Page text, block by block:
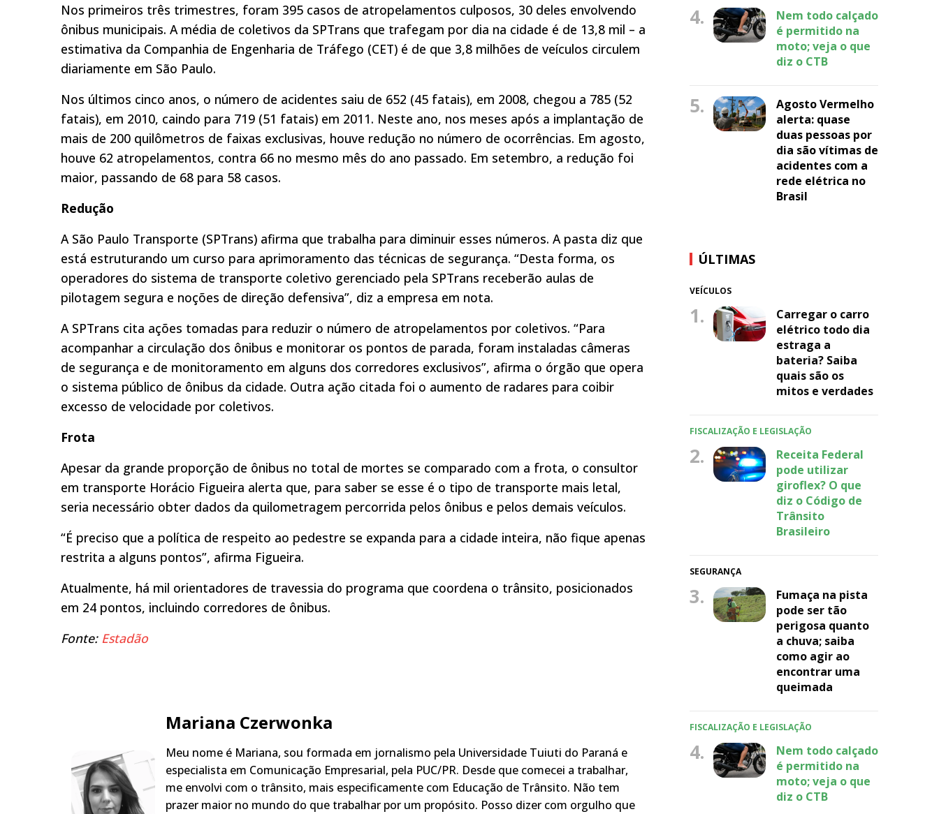
Nos primeiros três trimestres, foram 395 casos de atropelamentos culposos, 30 deles envolvendo
ônibus municipais. A média de coletivos da SPTrans que trafegam por dia na cidade é de 13,8 mil – a
estimativa da Companhia de Engenharia de Tráfego (CET) é de que 3,8 milhões de veículos circulem
diariamente em São Paulo.
Nos últimos cinco anos, o número de acidentes saiu de 652 (45 fatais), em 2008, chegou a 785 (52
fatais), em 2010, caindo para 719 (51 fatais) em 2011. Neste ano, nos meses após a implantação de
mais de 200 quilômetros de faixas exclusivas, houve redução no número de ocorrências. Em agosto,
houve 62 atropelamentos, contra 66 no mesmo mês do ano passado. Em setembro, a redução foi
maior, passando de 68 para 58 casos.
Redução
A São Paulo Transporte (SPTrans) afirma que trabalha para diminuir esses números. A pasta diz que
está estruturando um curso para aprimoramento das técnicas de segurança. “Desta forma, os
operadores do sistema de transporte coletivo gerenciado pela SPTrans receberão aulas de
pilotagem segura e noções de direção defensiva”, diz a empresa em nota.
A SPTrans cita ações tomadas para reduzir o número de atropelamentos por coletivos. “Para
acompanhar a circulação dos ônibus e monitorar os pontos de parada, foram instaladas câmeras
de segurança e de monitoramento em alguns dos corredores exclusivos”, afirma o órgão que opera
o sistema público de ônibus da cidade. Outra ação citada foi o aumento de radares para coibir
excesso de velocidade por coletivos.
Frota
Apesar da grande proporção de ônibus no total de mortes se comparado com a frota, o consultor
em transporte Horácio Figueira alerta que, para saber se esse é o tipo de transporte mais letal,
seria necessário obter dados da quilometragem percorrida pelos ônibus e pelos demais veículos.
“É preciso que a política de respeito ao pedestre se expanda para a cidade inteira, não fique apenas
restrita a alguns pontos”, afirma Figueira.
Atualmente, há mil orientadores de travessia do programa que coordena o trânsito, posicionados
em 24 pontos, incluindo corredores de ônibus.
Fonte: Estadão
Mariana Czerwonka
Meu nome é Mariana, sou formada em jornalismo pela Universidade Tuiuti do Paraná e
especialista em Comunicação Empresarial, pela PUC/PR. Desde que comecei a trabalhar,
me envolvi com o trânsito, mais especificamente com Educação de Trânsito. Não tem
prazer maior no mundo do que trabalhar por um propósito. Posso dizer com orgulho que
4.
Nem todo calçado
é permitido na
moto; veja o que
diz o CTB
5.
Agosto Vermelho
alerta: quase
duas pessoas por
dia são vítimas de
acidentes com a
rede elétrica no
Brasil
ÚLTIMAS
VEÍCULOS
1.
Carregar o carro
elétrico todo dia
estraga a
bateria? Saiba
quais são os
mitos e verdades
FISCALIZAÇÃO E LEGISLAÇÃO
2.
Receita Federal
pode utilizar
giroflex? O que
diz o Código de
Trânsito
Brasileiro
SEGURANÇA
3.
Fumaça na pista
pode ser tão
perigosa quanto
a chuva; saiba
como agir ao
encontrar uma
queimada
FISCALIZAÇÃO E LEGISLAÇÃO
4.
Nem todo calçado
é permitido na
moto; veja o que
diz o CTB